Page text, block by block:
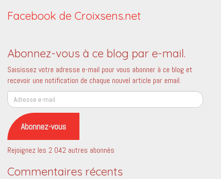
Facebook de Croixsens.net
Abonnez-vous à ce blog par e-mail.
Saisissez votre adresse e-mail pour vous abonner à ce blog et
recevoir une notification de chaque nouvel article par email.
Adresse
e-
mail
Abonnez-vous
Rejoignez les 2 042 autres abonnés
Commentaires récents